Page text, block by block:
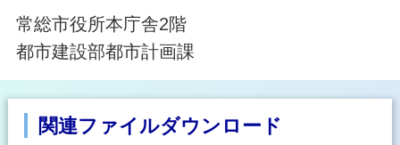
常総市役所本庁舎2階
都市建設部都市計画課
関連ファイルダウンロード